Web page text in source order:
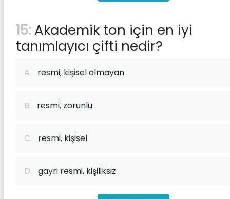
15: Akademik ton için en iyi
tanımlayıcı çifti nedir?
A. resmi, kişisel olmayan
B. resmi, zorunlu
C. resmi, kişisel
D. gayri resmi, kişiliksiz